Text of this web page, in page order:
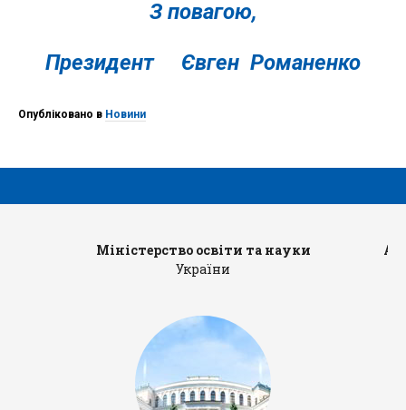
З повагою,
Президент Євген Романенко
Опубліковано в Новини
Міністерство освіти та науки
України